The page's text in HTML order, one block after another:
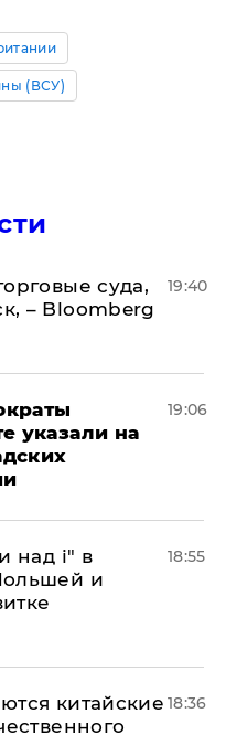
(ВСУ)
суда,
– Bloomberg
19:40
указали на
19:06
над і" в
и
18:55
китайские 18:36